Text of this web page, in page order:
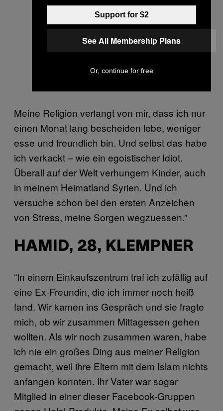
Meine Religion verlangt von mir, dass ich nur
einen Monat lang bescheiden lebe, weniger
esse und freundlich bin. Und selbst das habe
ich verkackt – wie ein egoistischer Idiot.
Überall auf der Welt verhungern Kinder, auch
in meinem Heimatland Syrien. Und ich
versuche schon bei den ersten Anzeichen
von Stress, meine Sorgen wegzuessen.”
HAMID, 28, KLEMPNER
“In einem Einkaufszentrum traf ich zufällig auf
eine Ex-Freundin, die ich immer noch heiß
fand. Wir kamen ins Gespräch und sie fragte
mich, ob wir zusammen Mittagessen gehen
wollten. Als wir noch zusammen waren, habe
ich nie ein großes Ding aus meiner Religion
gemacht, weil ihre Eltern mit dem Islam nichts
anfangen konnten. Ihr Vater war sogar
Mitglied in einer dieser Facebook-Gruppen
Support for $2
See All Membership Plans
Or, continue for free